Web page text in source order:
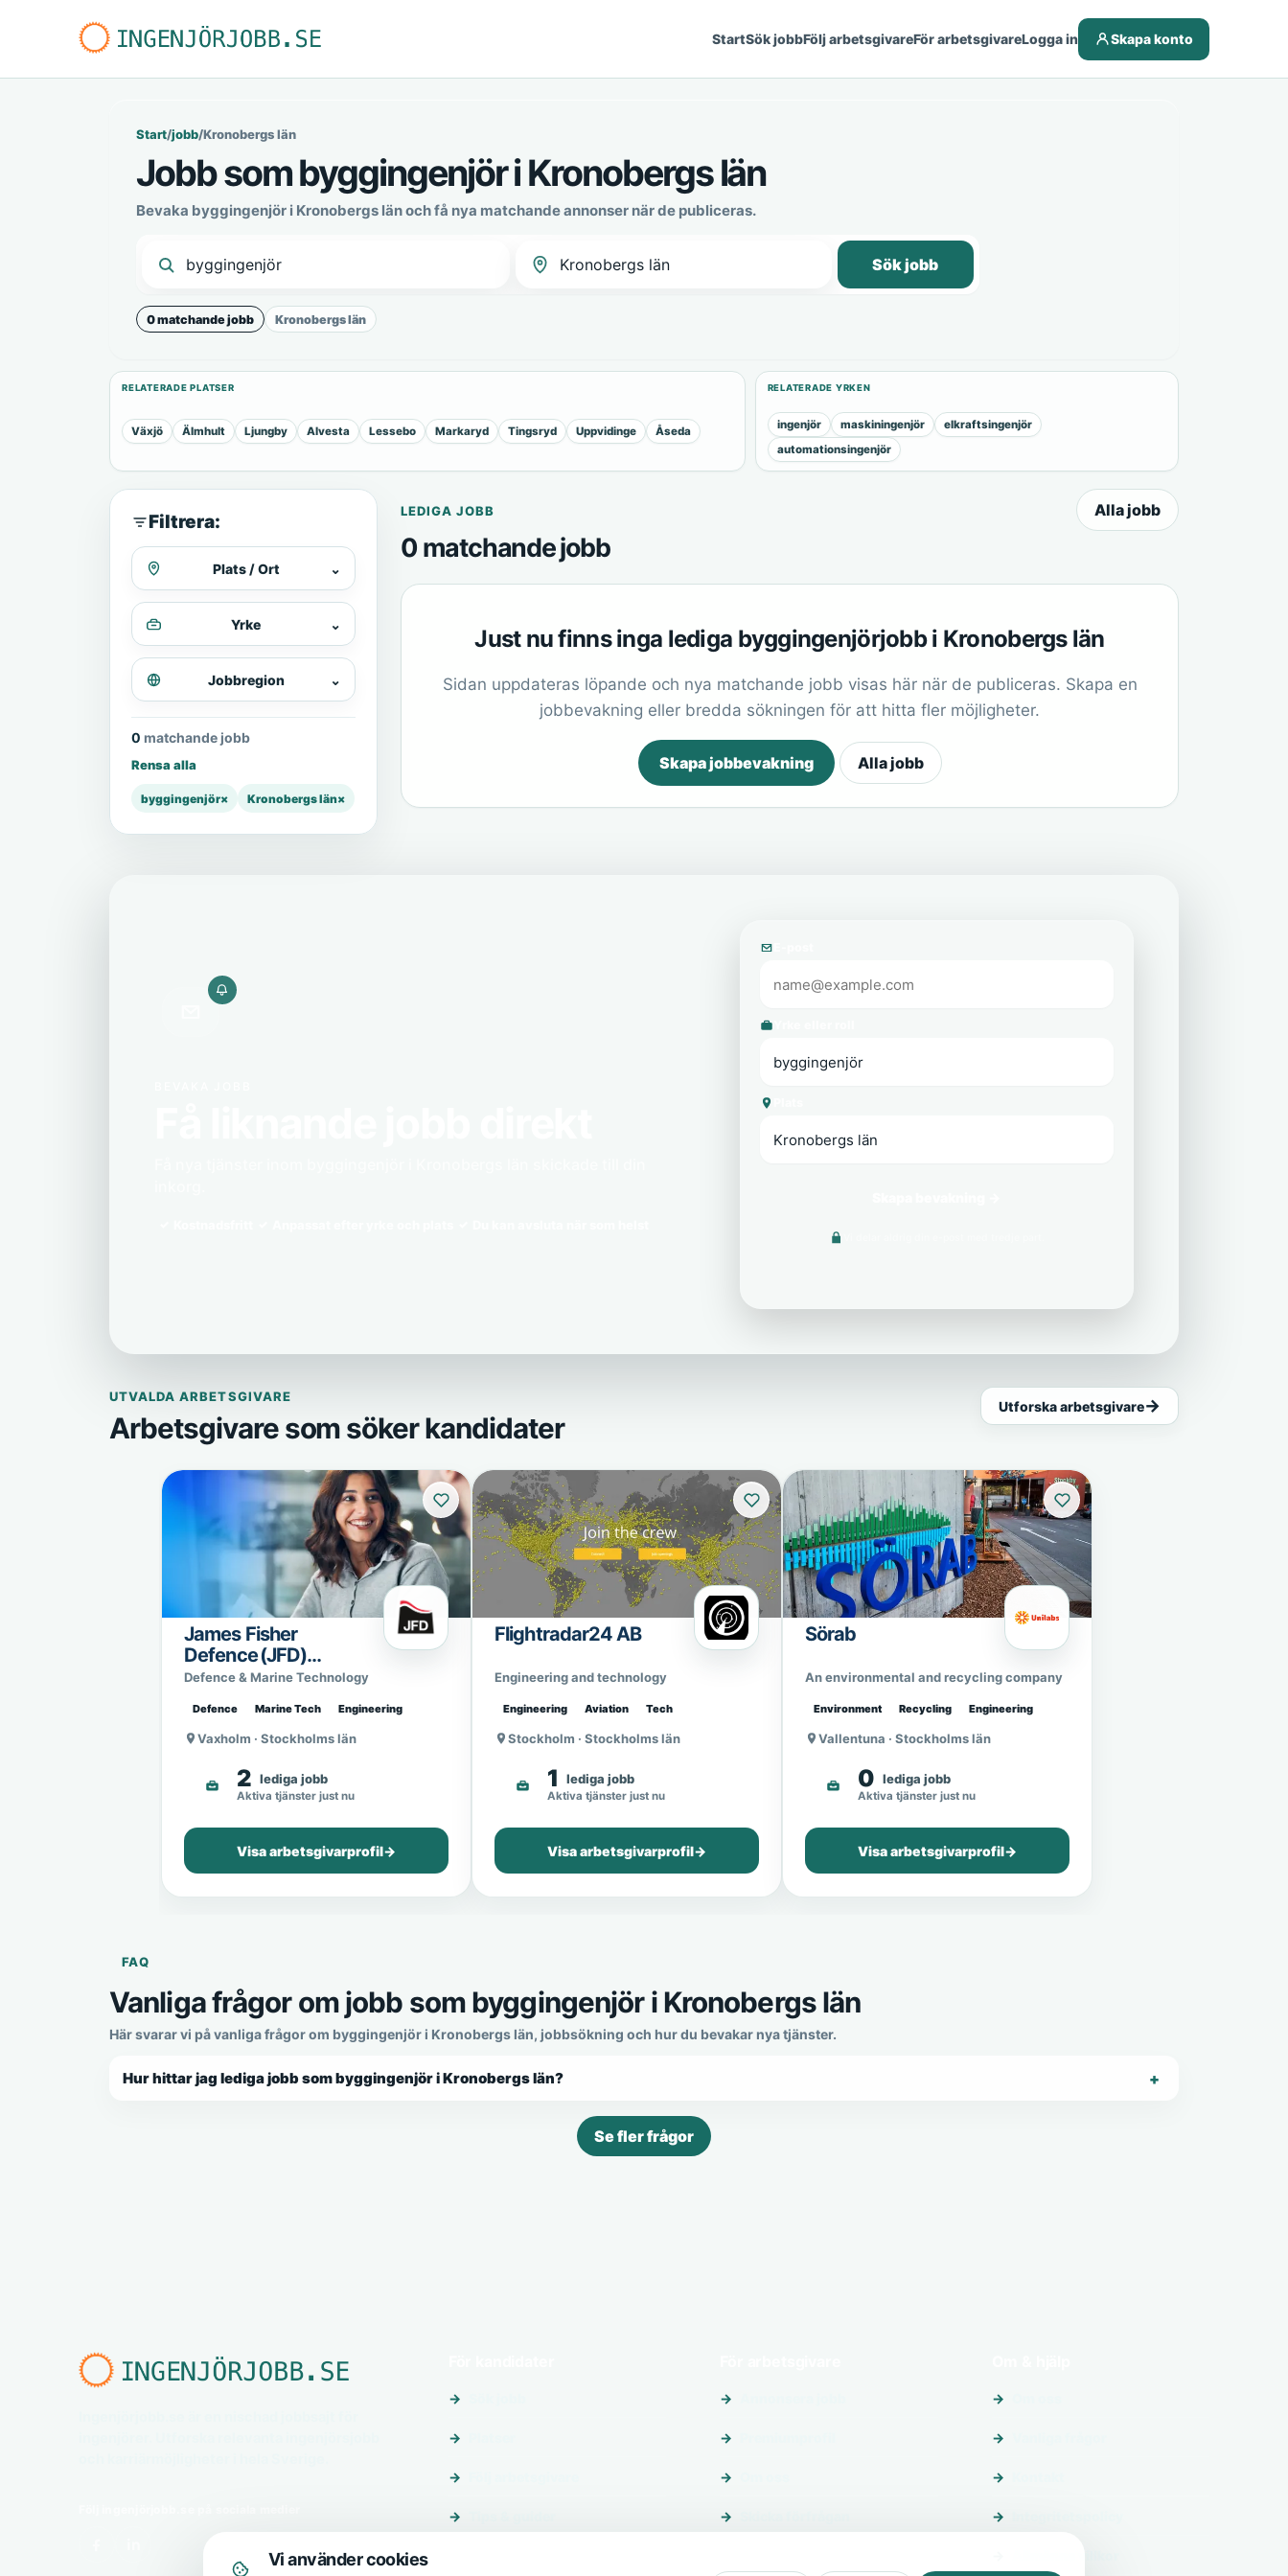
StartSök jobbFölj arbetsgivareFör arbetsgivareLogga in Skapa konto
Start/jobb/Kronobergs län
Jobb som byggingenjör i Kronobergs län
Bevaka byggingenjör i Kronobergs län och få nya matchande annonser när de publiceras.
Sök jobb
0 matchande jobb Kronobergs län
RELATERADE PLATSER
Växjö Älmhult Ljungby Alvesta Lessebo Markaryd Tingsryd Uppvidinge Åseda
RELATERADE YRKEN
ingenjör maskiningenjör
elkraftsingenjör
automationsingenjör
Filtrera:
Plats / Ort ⌄
Yrke ⌄
Jobbregion ⌄
0 matchande jobb
Rensa alla
byggingenjör× Kronobergs län×
LEDIGA JOBB
0 matchande jobb
Alla jobb
Just nu finns inga lediga byggingenjörjobb i Kronobergs län
Sidan uppdateras löpande och nya matchande jobb visas här när de publiceras. Skapa en
jobbevakning eller bredda sökningen för att hitta fler möjligheter.
Skapa jobbevakning Alla jobb
UTVALDA ARBETSGIVARE
Arbetsgivare som söker kandidater
Utforska arbetsgivare
James Fisher
Defence (JFD)
Sweden
Defence & Marine Technology
Defence Marine Tech Engineering
Vaxholm · Stockholms län
2 lediga jobb
Aktiva tjänster just nu
Visa arbetsgivarprofil→
Flightradar24 AB
Engineering and technology
Engineering Aviation Tech
Stockholm · Stockholms län
1 lediga jobb
Aktiva tjänster just nu
Visa arbetsgivarprofil→
Sörab
An environmental and recycling company
Environment Recycling Engineering
Vallentuna · Stockholms län
0 lediga jobb
Aktiva tjänster just nu
Visa arbetsgivarprofil→
FAQ
Vanliga frågor om jobb som byggingenjör i Kronobergs län
Här svarar vi på vanliga frågor om byggingenjör i Kronobergs län, jobbsökning och hur du bevakar nya tjänster.
Hur hittar jag lediga jobb som byggingenjör i Kronobergs län?
Se fler frågor
Vi använder cookies